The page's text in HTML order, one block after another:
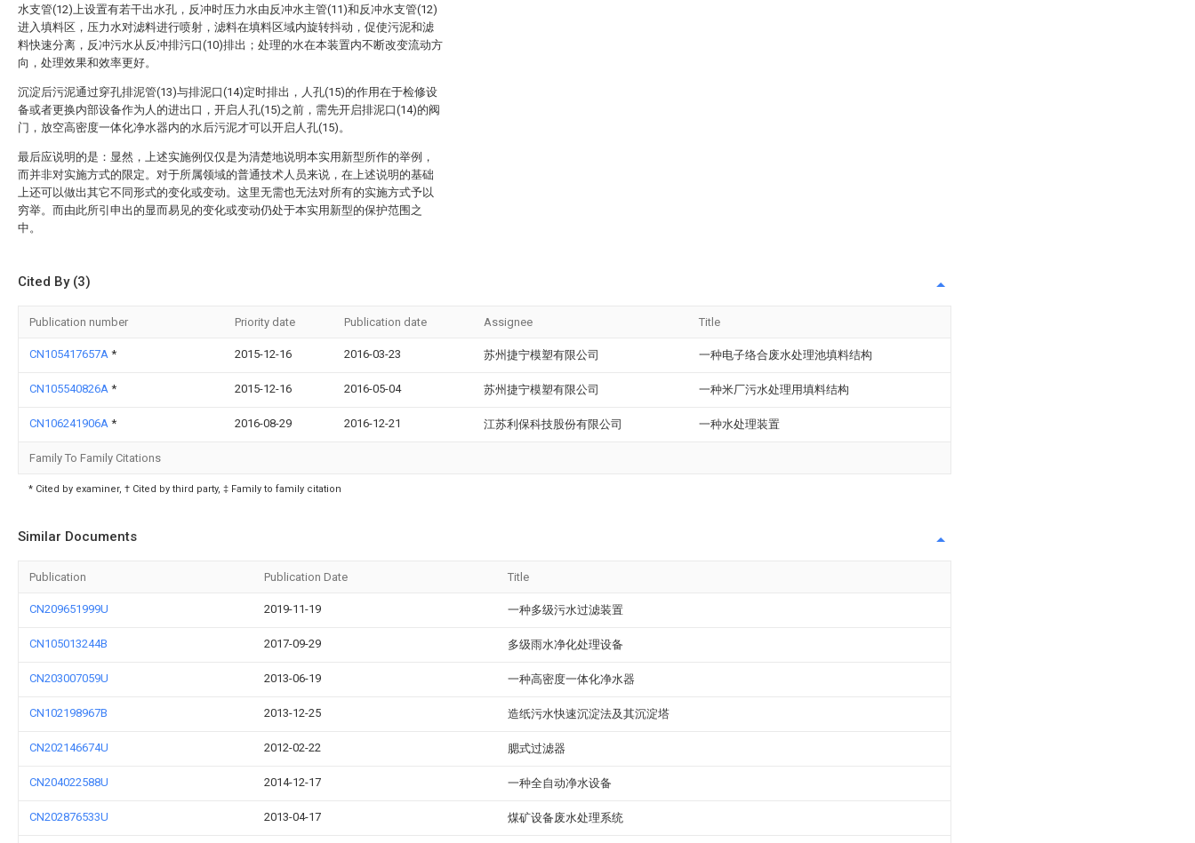
水支管(12)上设置有若干出水孔，反冲时压力水由反冲水主管(11)和反冲水支管(12)
进入填料区，压力水对滤料进行喷射，滤料在填料区域内旋转抖动，促使污泥和滤
料快速分离，反冲污水从反冲排污口(10)排出；处理的水在本装置内不断改变流动方
向，处理效果和效率更好。
沉淀后污泥通过穿孔排泥管(13)与排泥口(14)定时排出，人孔(15)的作用在于检修设
备或者更换内部设备作为人的进出口，开启人孔(15)之前，需先开启排泥口(14)的阀
门，放空高密度一体化净水器内的水后污泥才可以开启人孔(15)。
最后应说明的是：显然，上述实施例仅仅是为清楚地说明本实用新型所作的举例，
而并非对实施方式的限定。对于所属领域的普通技术人员来说，在上述说明的基础
上还可以做出其它不同形式的变化或变动。这里无需也无法对所有的实施方式予以
穷举。而由此所引申出的显而易见的变化或变动仍处于本实用新型的保护范围之
中。
Cited By (3)
Publication number Priority date Publication date Assignee Title
CN105417657A * 2015-12-16 2016-03-23 苏州捷宁模塑有限公司 一种电子络合废水处理池填料结构
CN105540826A * 2015-12-16 2016-05-04 苏州捷宁模塑有限公司 一种米厂污水处理用填料结构
CN106241906A * 2016-08-29 2016-12-21 江苏利保科技股份有限公司 一种水处理装置
Family To Family Citations
* Cited by examiner, † Cited by third party, ‡ Family to family citation
Similar Documents
Publication Publication Date Title
CN209651999U 2019-11-19 一种多级污水过滤装置
CN105013244B 2017-09-29 多级雨水净化处理设备
CN203007059U 2013-06-19 一种高密度一体化净水器
CN102198967B 2013-12-25 造纸污水快速沉淀法及其沉淀塔
CN202146674U 2012-02-22 腮式过滤器
CN204022588U 2014-12-17 一种全自动净水设备
CN202876533U 2013-04-17 煤矿设备废水处理系统